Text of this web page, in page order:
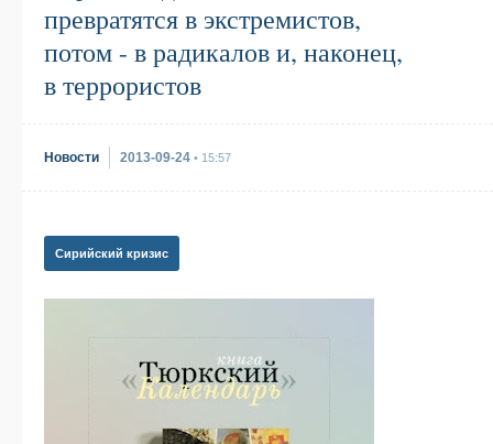
превратятся в экстремистов,
потом - в радикалов и, наконец,
в террористов
Новости 2013-09-24 • 15:57
Сирийский кризис